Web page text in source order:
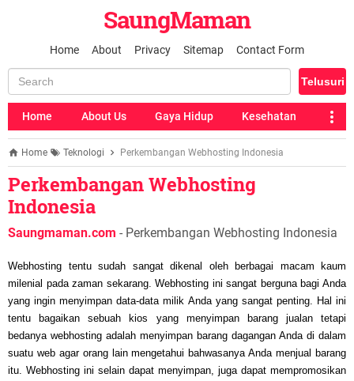
SaungMaman
Home About Privacy Sitemap Contact Form
Home About Us Gaya Hidup Kesehatan
Home Teknologi Perkembangan Webhosting Indonesia
Perkembangan Webhosting
Indonesia
Saungmaman.com - Perkembangan Webhosting Indonesia
Webhosting tentu sudah sangat dikenal oleh berbagai macam kaum
milenial pada zaman sekarang. Webhosting ini sangat berguna bagi Anda
yang ingin menyimpan data-data milik Anda yang sangat penting. Hal ini
tentu bagaikan sebuah kios yang menyimpan barang jualan tetapi
bedanya webhosting adalah menyimpan barang dagangan Anda di dalam
suatu web agar orang lain mengetahui bahwasanya Anda menjual barang
itu. Webhosting ini selain dapat menyimpan, juga dapat mempromosikan